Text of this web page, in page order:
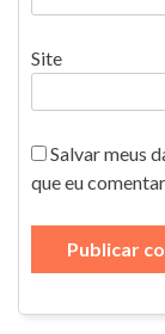
Site
Salvar meus
que eu